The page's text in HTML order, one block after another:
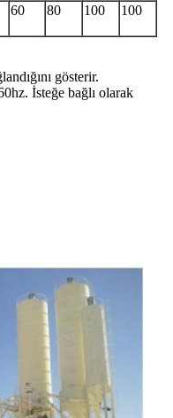
60 80 100 100
gösterir.
İsteğe bağlı olarak